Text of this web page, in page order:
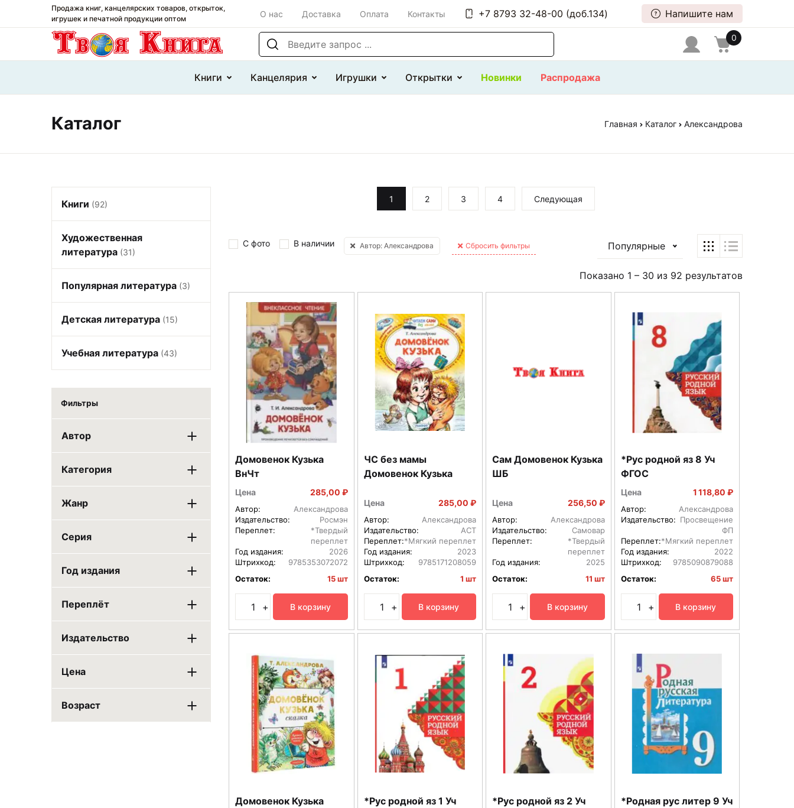
Продажа книг, канцелярских товаров, открыток,
игрушек и печатной продукции оптом
О нас Доставка Оплата Контакты +7 8793 32-48-00 (доб.134) Напишите нам
Поиск по сайту 0
Книги Канцелярия Игрушки Открытки Новинки Распродажа
Каталог Главная Каталог Александрова
Книги (92)
Художественная
литература (31)
Популярная литература (3)
Детская литература (15)
Учебная литература (43)
Фильтры
Автор
Категория
Жанр
Серия
Год издания
Переплёт
Издательство
Цена
Возраст
1 2 3 4 Следующая
С фото В наличии Автор: Александрова Сбросить фильтры Популярные
Показано 1 – 30 из 92 результатов
Домовенок Кузька
ВнЧт
Цена 285,00 ₽
Автор:
Александрова
Издательство:
Росмэн
Переплет:
*Твердый
переплет
Год издания:
2026
Штрихкод:
9785353072072
Остаток:
15 шт
+ В корзину
ЧС без мамы
Домовенок Кузька
Цена 285,00 ₽
Автор:
Александрова
Издательство:
АСТ
Переплет:*Мягкий переплет
Год издания:
2023
Штрихкод:
9785171208059
Остаток:
1 шт
+ В корзину
Сам Домовенок Кузька
ШБ
Цена 256,50 ₽
Автор:
Александрова
Издательство:
Самовар
Переплет:
*Твердый
переплет
Год издания:
2025
Остаток:
11 шт
+ В корзину
*Рус родной яз 8 Уч
ФГОС
Цена 1 118,80 ₽
Автор:
Александрова
Издательство: Просвещение
ФП
Переплет:*Мягкий переплет
Год издания:
2022
Штрихкод:
9785090879088
Остаток:
65 шт
+ В корзину
Домовенок Кузька
*Рус родной яз 1 Уч
*Рус родной яз 2 Уч
*Родная рус литер 9 Уч